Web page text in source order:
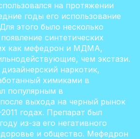
на протяжении
годы его использование
этого было несколько
синтетических
как мефедрон и МДМА,
чем экстази.
наркотик,
химиками в
популярным в
выхода на черный рынок
годах. Препарат был
из-за его негативного
и общество. Мефедрон